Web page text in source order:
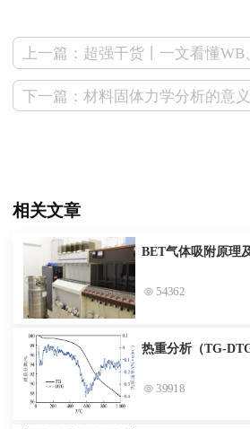
下一篇：材料固体力学分析的意
相关文章
BET气体吸附原理
54362
热重分析（TG-
39918